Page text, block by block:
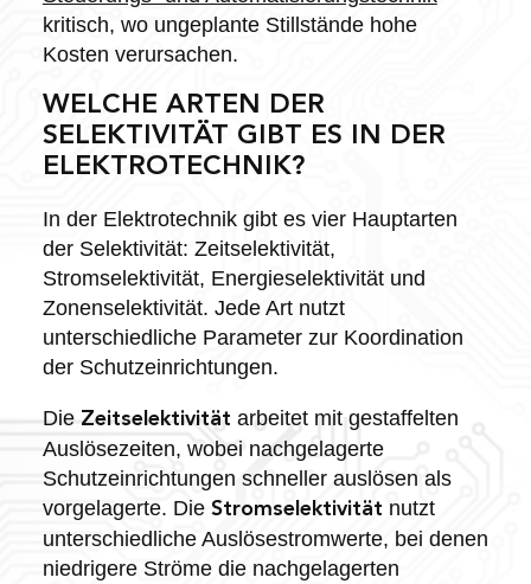
kritisch, wo ungeplante Stillstände hohe
Kosten verursachen.
WELCHE ARTEN DER
SELEKTIVITÄT GIBT ES IN DER
ELEKTROTECHNIK?
In der Elektrotechnik gibt es vier Hauptarten
der Selektivität: Zeitselektivität,
Stromselektivität, Energieselektivität und
Zonenselektivität. Jede Art nutzt
unterschiedliche Parameter zur Koordination
der Schutzeinrichtungen.
Die Zeitselektivität arbeitet mit gestaffelten
Auslösezeiten, wobei nachgelagerte
Schutzeinrichtungen schneller auslösen als
vorgelagerte. Die Stromselektivität nutzt
unterschiedliche Auslösestromwerte, bei denen
niedrigere Ströme die nachgelagerten